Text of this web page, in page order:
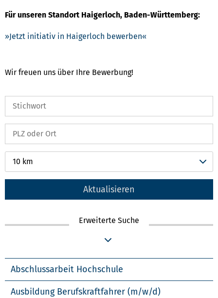
Für unseren Standort Haigerloch, Baden-Württemberg:
Jetzt initiativ in Haigerloch bewerben
Wir freuen uns über Ihre Bewerbung!
10 km
Aktualisieren
Erweiterte Suche
Abschlussarbeit Hochschule
Ausbildung Berufskraftfahrer (m/w/d)